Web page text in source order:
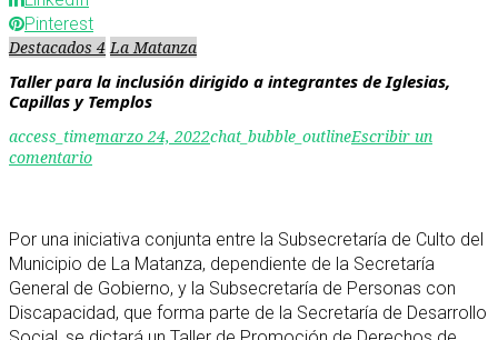
Pinterest
Destacados 4 La Matanza
Taller para la inclusión dirigido a integrantes de Iglesias,
Capillas y Templos
access_timemarzo 24, 2022chat_bubble_outlineEscribir un
comentario
Por una iniciativa conjunta entre la Subsecretaría de Culto del
Municipio de La Matanza, dependiente de la Secretaría
General de Gobierno, y la Subsecretaría de Personas con
Discapacidad, que forma parte de la Secretaría de Desarrollo